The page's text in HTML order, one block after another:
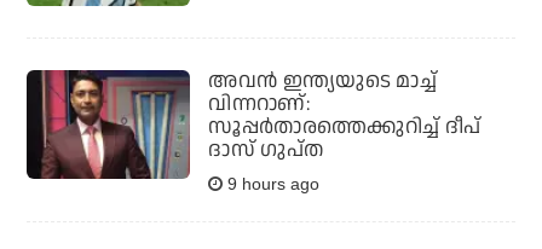
അവന്‍ ഇന്ത്യയുടെ മാച്ച്
വിന്നറാണ്:
സൂപ്പര്‍താരത്തെക്കുറിച്ച് ദീപ്
ദാസ് ഗുപ്ത
9 hours ago